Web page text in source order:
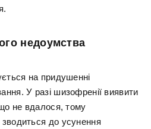
недоумства
на придушенні
У разі шизофренії виявити
не вдалося, тому
до усунення